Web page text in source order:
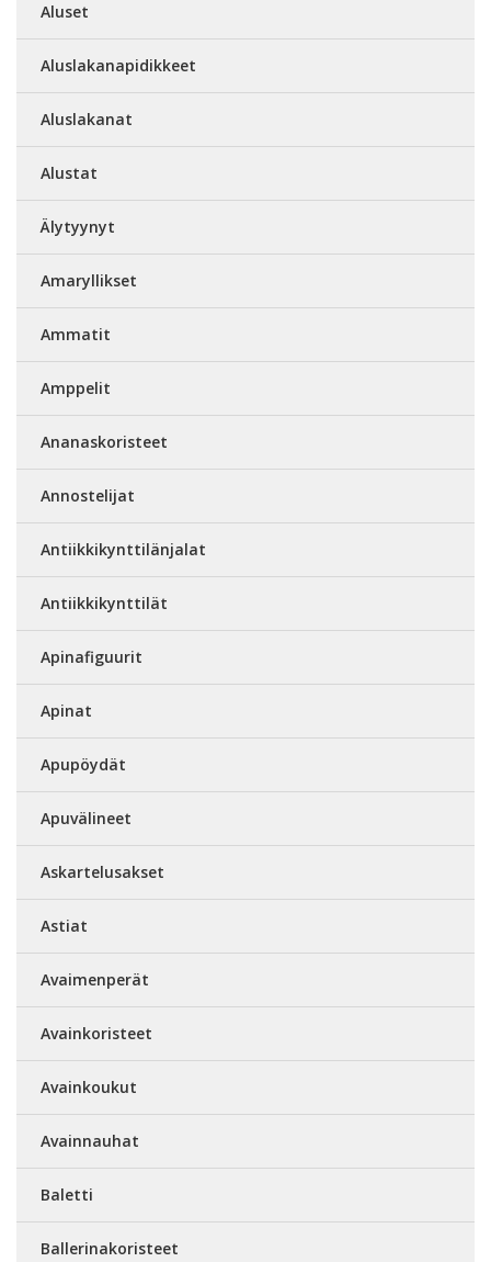
Aluset
Aluslakanapidikkeet
Aluslakanat
Alustat
Älytyynyt
Amaryllikset
Ammatit
Amppelit
Ananaskoristeet
Annostelijat
Antiikkikynttilänjalat
Antiikkikynttilät
Apinafiguurit
Apinat
Apupöydät
Apuvälineet
Askartelusakset
Astiat
Avaimenperät
Avainkoristeet
Avainkoukut
Avainnauhat
Baletti
Ballerinakoristeet